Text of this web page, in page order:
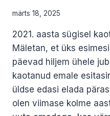
märts 18, 2025
2021. aasta sügisel
Mäletan, et üks
päevad hiljem ühele
kaotanud emale
üldse edasi elada
olen viimase kolme